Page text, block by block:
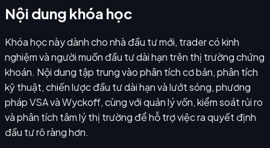
Nội dung khóa học
Khóa học này dành cho nhà đầu tư mới, trader có kinh
nghiệm và người muốn đầu tư dài hạn trên thị trường chứng
khoán. Nội dung tập trung vào phân tích cơ bản, phân tích
kỹ thuật, chiến lược đầu tư dài hạn và lướt sóng, phương
pháp VSA và Wyckoff, cùng với quản lý vốn, kiểm soát rủi ro
và phân tích tâm lý thị trường để hỗ trợ việc ra quyết định
đầu tư rõ ràng hơn.